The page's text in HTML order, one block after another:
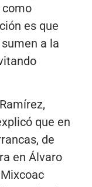
es que
a la
que en
de
en Álvaro